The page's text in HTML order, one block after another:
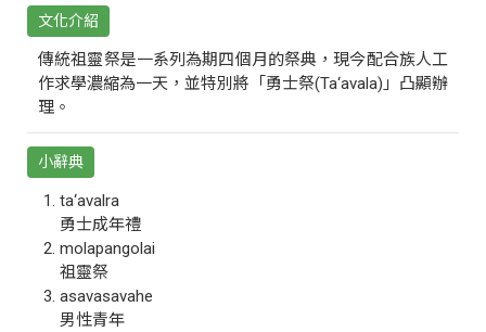
文化介紹
傳統祖靈祭是一系列為期四個月的祭典，現今配合族人工
作求學濃縮為一天，並特別將「勇士祭(Ta‘avala)」凸顯辦
理。
小辭典
ta‘avalra
勇士成年禮
molapangolai
祖靈祭
asavasavahe
男性青年